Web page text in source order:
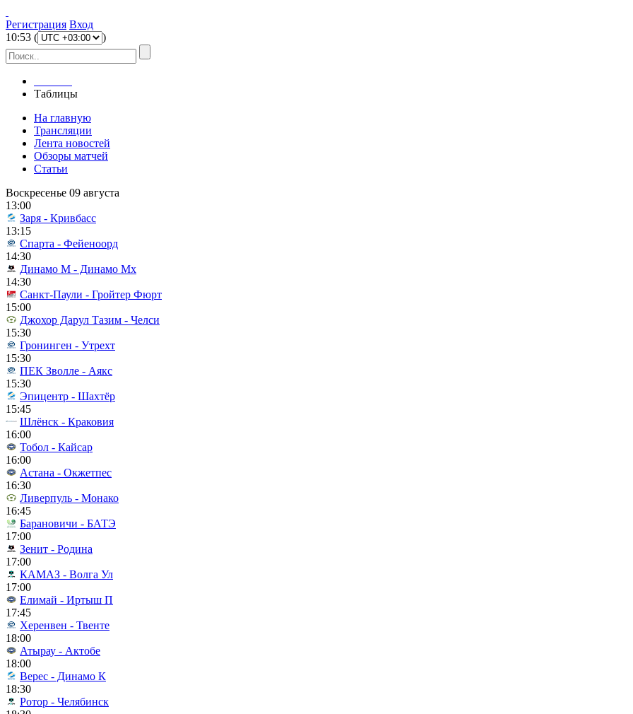
Регистрация Вход
10:53 ( )
Таблицы
На главную
Трансляции
Лента новостей
Обзоры матчей
Статьи
Воскресенье 09 августа
13:00
Заря - Кривбасс
13:15
Спарта - Фейеноорд
14:30
Динамо М - Динамо Мх
14:30
Санкт-Паули - Гройтер Фюрт
15:00
Джохор Дарул Тазим - Челси
15:30
Гронинген - Утрехт
15:30
ПЕК Зволле - Аякс
15:30
Эпицентр - Шахтёр
15:45
Шлёнск - Краковия
16:00
Тобол - Кайсар
16:00
Астана - Окжетпес
16:30
Ливерпуль - Монако
16:45
Барановичи - БАТЭ
17:00
Зенит - Родина
17:00
КАМАЗ - Волга Ул
17:00
Елимай - Иртыш П
17:45
Херенвен - Твенте
18:00
Атырау - Актобе
18:00
Верес - Динамо К
18:30
Ротор - Челябинск